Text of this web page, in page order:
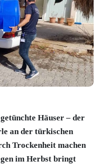
Häuser – der
an der türkischen
Trockenheit machen
im Herbst bringt